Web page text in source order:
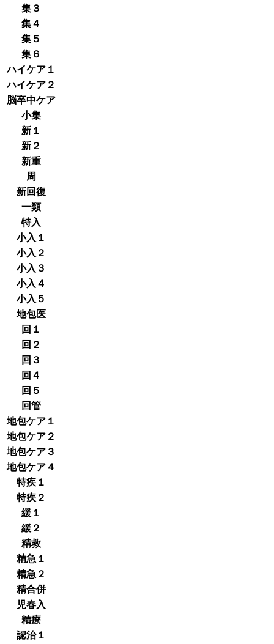
集３
集４
集５
集６
ハイケア１
ハイケア２
脳卒中ケア
小集
新１
新２
新重
周
新回復
一類
特入
小入１
小入２
小入３
小入４
小入５
地包医
回１
回２
回３
回４
回５
回管
地包ケア１
地包ケア２
地包ケア３
地包ケア４
特疾１
特疾２
緩１
緩２
精救
精急１
精急２
精合併
児春入
精療
認治１